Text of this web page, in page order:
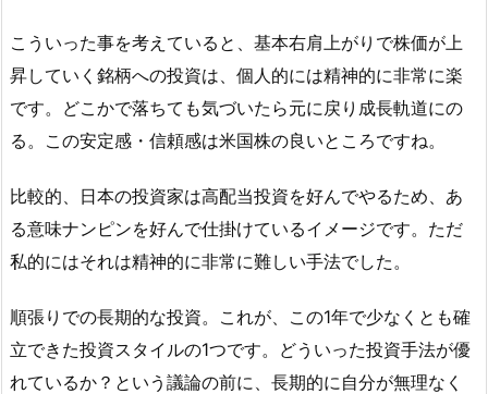
こういった事を考えていると、基本右肩上がりで株価が上
昇していく銘柄への投資は、個人的には精神的に非常に楽
です。どこかで落ちても気づいたら元に戻り成長軌道にの
る。この安定感・信頼感は米国株の良いところですね。
比較的、日本の投資家は高配当投資を好んでやるため、あ
る意味ナンピンを好んで仕掛けているイメージです。ただ
私的にはそれは精神的に非常に難しい手法でした。
順張りでの長期的な投資。これが、この1年で少なくとも確
立できた投資スタイルの1つです。どういった投資手法が優
れているか？という議論の前に、長期的に自分が無理なく